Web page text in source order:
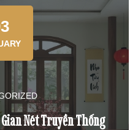
Nét Truyền Thống